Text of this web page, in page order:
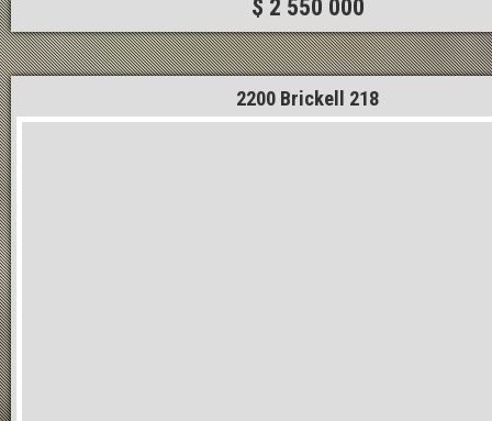
$ 2 550 000
2200 Brickell 218